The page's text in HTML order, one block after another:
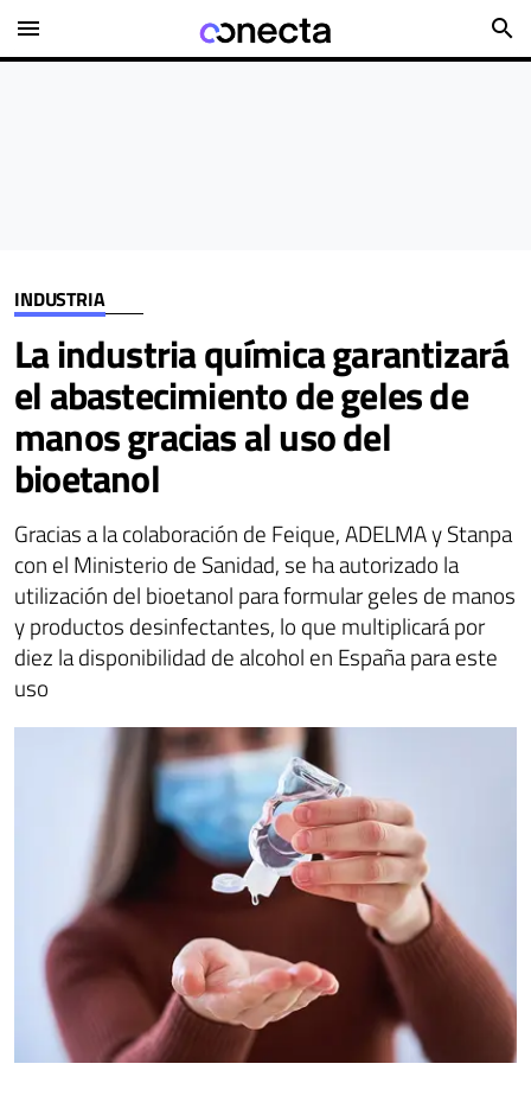
menu search
INDUSTRIA
La industria química garantizará
el abastecimiento de geles de
manos gracias al uso del
bioetanol
Gracias a la colaboración de Feique, ADELMA y Stanpa
con el Ministerio de Sanidad, se ha autorizado la
utilización del bioetanol para formular geles de manos
y productos desinfectantes, lo que multiplicará por
diez la disponibilidad de alcohol en España para este
uso